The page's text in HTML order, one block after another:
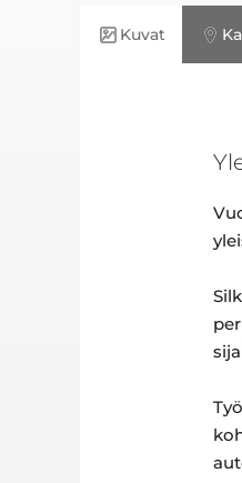
Kuvat